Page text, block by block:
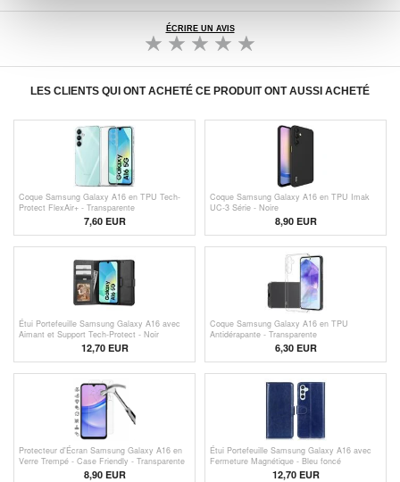
ÉCRIRE UN AVIS
LES CLIENTS QUI ONT ACHETÉ CE PRODUIT ONT AUSSI ACHETÉ
Coque Samsung Galaxy A16 en TPU Tech-
Protect FlexAir+ - Transparente
7,60 EUR
Coque Samsung Galaxy A16 en TPU Imak
UC-3 Série - Noire
8,90 EUR
Étui Portefeuille Samsung Galaxy A16 avec
Aimant et Support Tech-Protect - Noir
12,70 EUR
Coque Samsung Galaxy A16 en TPU
Antidérapante - Transparente
6,30 EUR
Protecteur d'Écran Samsung Galaxy A16 en
Verre Trempé - Case Friendly - Transparente
8,90 EUR
Étui Portefeuille Samsung Galaxy A16 avec
Fermeture Magnétique - Bleu foncé
12,70 EUR